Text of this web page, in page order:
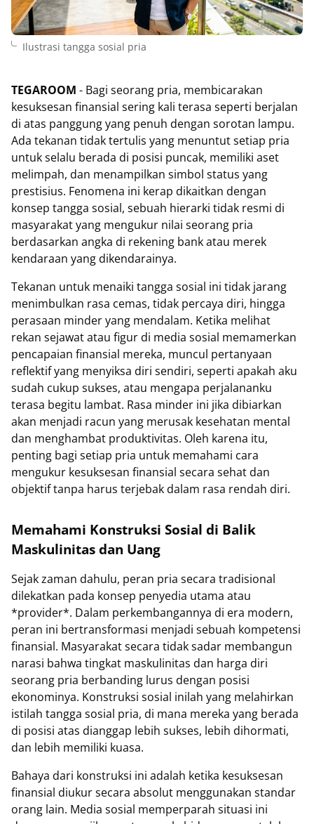
Ilustrasi tangga sosial pria
TEGAROOM - Bagi seorang pria, membicarakan
kesuksesan finansial sering kali terasa seperti berjalan
di atas panggung yang penuh dengan sorotan lampu.
Ada tekanan tidak tertulis yang menuntut setiap pria
untuk selalu berada di posisi puncak, memiliki aset
melimpah, dan menampilkan simbol status yang
prestisius. Fenomena ini kerap dikaitkan dengan
konsep tangga sosial, sebuah hierarki tidak resmi di
masyarakat yang mengukur nilai seorang pria
berdasarkan angka di rekening bank atau merek
kendaraan yang dikendarainya.
Tekanan untuk menaiki tangga sosial ini tidak jarang
menimbulkan rasa cemas, tidak percaya diri, hingga
perasaan minder yang mendalam. Ketika melihat
rekan sejawat atau figur di media sosial memamerkan
pencapaian finansial mereka, muncul pertanyaan
reflektif yang menyiksa diri sendiri, seperti apakah aku
sudah cukup sukses, atau mengapa perjalananku
terasa begitu lambat. Rasa minder ini jika dibiarkan
akan menjadi racun yang merusak kesehatan mental
dan menghambat produktivitas. Oleh karena itu,
penting bagi setiap pria untuk memahami cara
mengukur kesuksesan finansial secara sehat dan
objektif tanpa harus terjebak dalam rasa rendah diri.
Memahami Konstruksi Sosial di Balik
Maskulinitas dan Uang
Sejak zaman dahulu, peran pria secara tradisional
dilekatkan pada konsep penyedia utama atau
*provider*. Dalam perkembangannya di era modern,
peran ini bertransformasi menjadi sebuah kompetensi
finansial. Masyarakat secara tidak sadar membangun
narasi bahwa tingkat maskulinitas dan harga diri
seorang pria berbanding lurus dengan posisi
ekonominya. Konstruksi sosial inilah yang melahirkan
istilah tangga sosial pria, di mana mereka yang berada
di posisi atas dianggap lebih sukses, lebih dihormati,
dan lebih memiliki kuasa.
Bahaya dari konstruksi ini adalah ketika kesuksesan
finansial diukur secara absolut menggunakan standar
orang lain. Media sosial memperparah situasi ini